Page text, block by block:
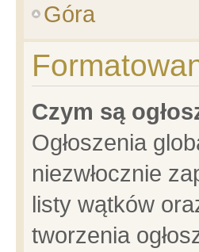
Góra
Czym są
Ogłoszenia
niezwłocznie
listy wątków
tworzenia